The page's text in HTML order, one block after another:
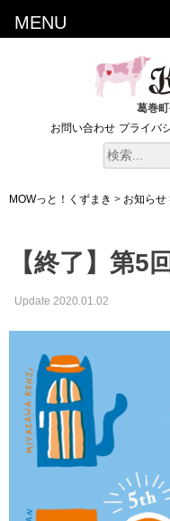
葛巻
お問い合わせ プライバ
MOWっと！くずまき > お知らせ
【終了】第5
Update 2020.01.02
MENU